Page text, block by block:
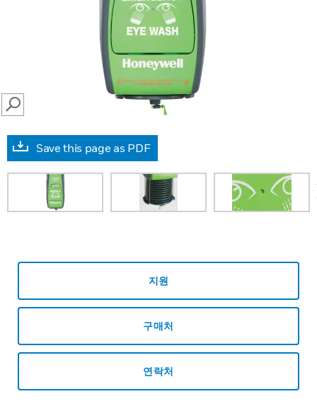
SEARCH
Save this page as PDF
지원
구매처
연락처